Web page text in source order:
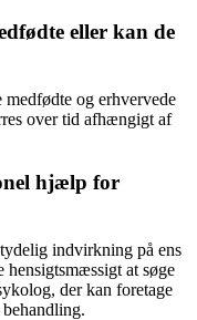
eller kan de
og erhvervede
over tid afhængigt af
hjælp for
indvirkning på ens
at søge
der kan foretage